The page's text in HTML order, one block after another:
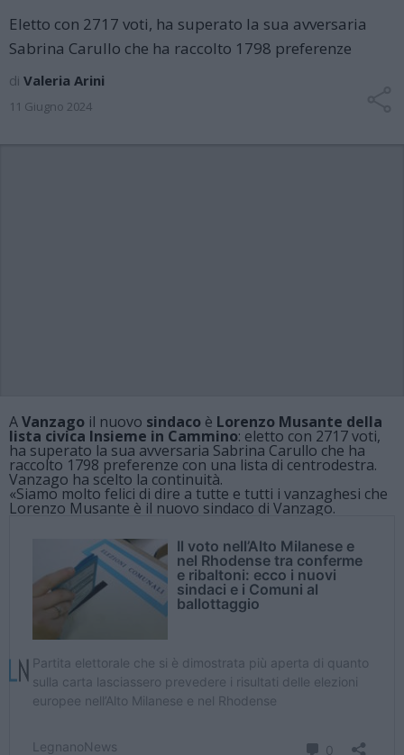
Eletto con 2717 voti, ha superato la sua avversaria
Sabrina Carullo che ha raccolto 1798 preferenze
di Valeria Arini
11 Giugno 2024
AVanzago il nuovo sindaco è Lorenzo Musante della
lista civica Insieme in Cammino: eletto con 2717 voti,
ha superato la sua avversaria Sabrina Carullo che ha
raccolto 1798 preferenze con una lista di centrodestra.
Vanzago ha scelto la continuità.
«Siamo molto felici di dire a tutte e tutti i vanzaghesi che
Lorenzo Musante è il nuovo sindaco di Vanzago.